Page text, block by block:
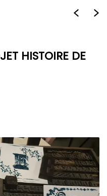
HISTOIRE DE